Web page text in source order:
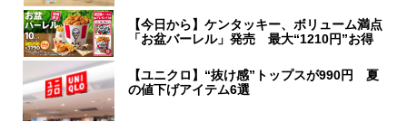
【今日から】ケンタッキー、ボリューム満点
「お盆バーレル」発売 最大“1210円”お得
【ユニクロ】“抜け感”トップスが990円 夏
の値下げアイテム6選